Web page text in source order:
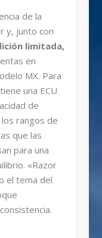
de la
y, junto con
limitada,
en
MX. Para
una ECU
de
rangos de
que las
para una
«Razor
el tema del